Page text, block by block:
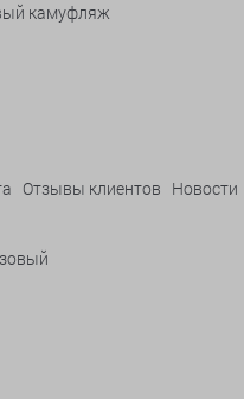
камуфляж
Отзывы клиентов Новости